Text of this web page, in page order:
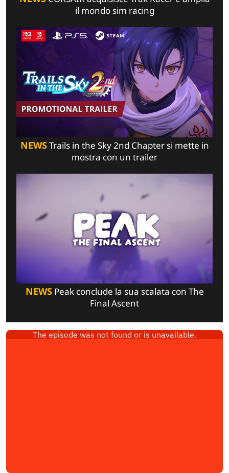
il mondo sim racing
NEWSTrails in the Sky 2nd Chapter si mette in
mostra con un trailer
NEWSPeak conclude la sua scalata con The
Final Ascent